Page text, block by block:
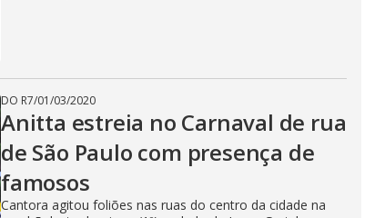
DO R7/01/03/2020
Anitta estreia no Carnaval de rua
de São Paulo com presença de
famosos
Cantora agitou foliões nas ruas do centro da cidade na